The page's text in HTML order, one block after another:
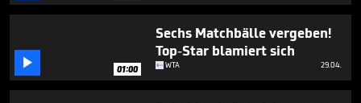
 01:00
Sechs Matchbälle vergeben!
Top-Star blamiert sich
WTA 29.04.